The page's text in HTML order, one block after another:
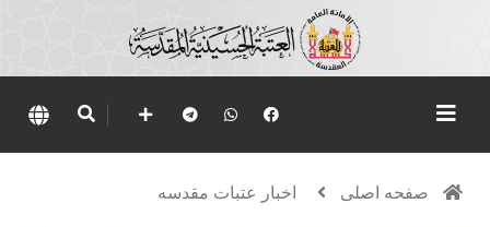
صفحه اصلی اخبار عتبات مقدسه